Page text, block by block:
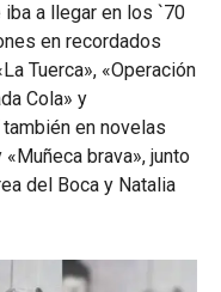
iba a llegar en los `70
en recordados
Tuerca», «Operación
Cola» y
en novelas
brava», junto
del Boca y Natalia